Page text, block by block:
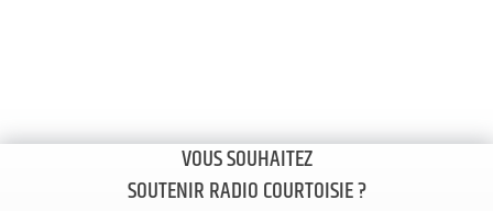
VOUS SOUHAITEZ
SOUTENIR RADIO COURTOISIE ?